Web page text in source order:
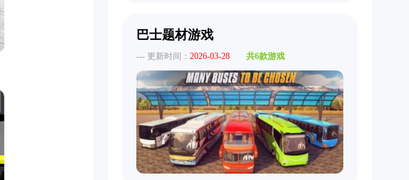
巴士题材游戏
--- 更新时间： 2026-03-28 共6款游戏